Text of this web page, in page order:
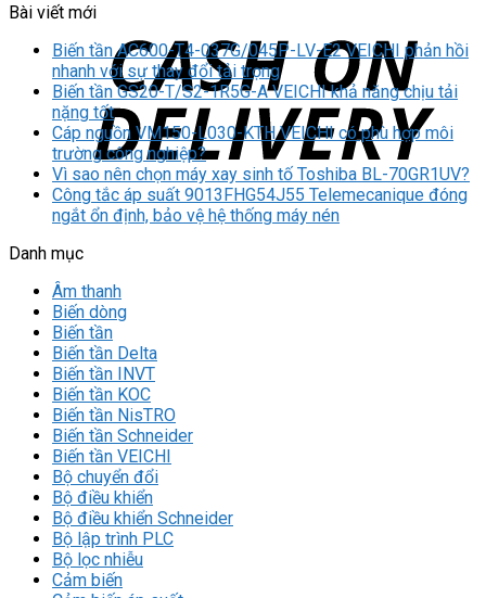
Bài viết mới
Biến tần AC600-T4-037G/045P-LV-E2 VEICHI phản hồi
nhanh với sự thay đổi tải trọng
Biến tần GS20-T/S2-1R5G-A VEICHI khả năng chịu tải
nặng tốt
Cáp nguồn VM150-L030-KTH VEICHI có phù hợp môi
trường công nghiệp?
Vì sao nên chọn máy xay sinh tố Toshiba BL-70GR1UV?
Công tắc áp suất 9013FHG54J55 Telemecanique đóng
ngắt ổn định, bảo vệ hệ thống máy nén
Danh mục
Âm thanh
Biến dòng
Biến tần
Biến tần Delta
Biến tần INVT
Biến tần KOC
Biến tần NisTRO
Biến tần Schneider
Biến tần VEICHI
Bộ chuyển đổi
Bộ điều khiển
Bộ điều khiển Schneider
Bộ lập trình PLC
Bộ lọc nhiễu
Cảm biến